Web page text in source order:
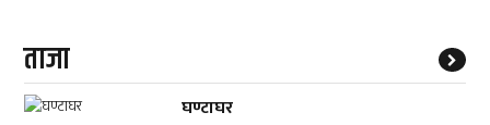
ताजा
घण्टाघर